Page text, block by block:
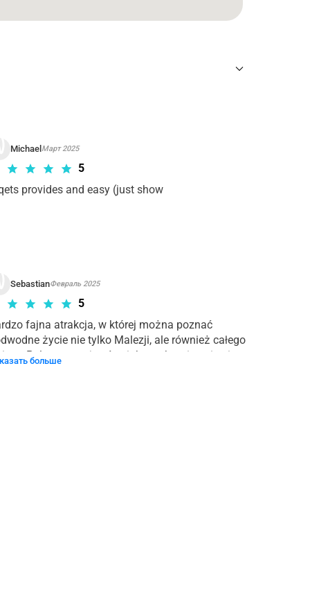
Michael Март 2025
5
provides and easy (just show
SebastianФевраль 2025
5
fajna atrakcja, w której można poznać
życie nie tylko Malezji, ale również całego
Polecamy zajrzeć - piękne ryby, pingwiny i
больше